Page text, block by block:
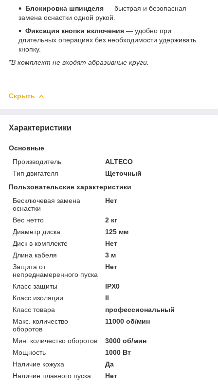
Блокировка шпинделя — быстрая и безопасная
замена оснастки одной рукой.
Фиксация кнопки включения — удобно при
длительных операциях без необходимости удерживать
кнопку.
*В комплект не входят абразивные круги.
Скрыть
Характеристики
Основные
Производитель
ALTECO
Тип двигателя
Щеточный
Пользовательские характеристики
Бесключевая замена
оснастки
Нет
Вес нетто
2 кг
Диаметр диска
125 мм
Диск в комплекте
Нет
Длина кабеля
3 м
Защита от
непреднамеренного пуска
Нет
Класс защиты
IPX0
Класс изоляции
II
Класс товара
профессиональный
Макс. количество
оборотов
11000 об/мин
Мин. количество оборотов
3000 об/мин
Мощность
1000 Вт
Наличие кожуха
Да
Наличие плавного пуска
Нет